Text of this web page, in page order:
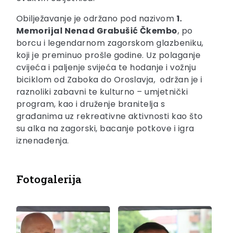
Obilježavanje je održano pod nazivom 1.
Memorijal Nenad Grabušić Čkembo, po
borcu i legendarnom zagorskom glazbeniku,
koji je preminuo prošle godine. Uz polaganje
cvijeća i paljenje svijeća te hodanje i vožnju
biciklom od Zaboka do Oroslavja, održan je i
raznoliki zabavni te kulturno – umjetnički
program, kao i druženje branitelja s
građanima uz rekreativne aktivnosti kao što
su alka na zagorski, bacanje potkove i igra
iznenađenja.
Fotogalerija